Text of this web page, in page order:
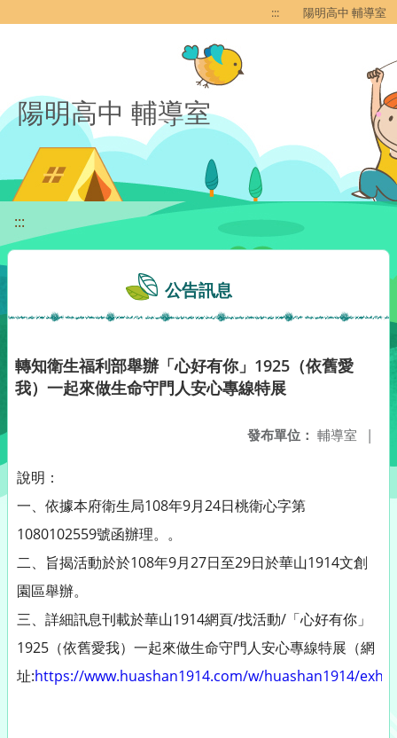
::: 陽明高中 輔導室
陽明高中 輔導室
:::
公告訊息
轉知衛生福利部舉辦「心好有你」1925（依舊愛
我）一起來做生命守門人安心專線特展
發布單位： 輔導室 |
說明：
一、依據本府衛生局108年9月24日桃衛心字第
1080102559號函辦理。。
二、旨揭活動於於108年9月27日至29日於華山1914文創
園區舉辦。
三、詳細訊息刊載於華山1914網頁/找活動/「心好有你」
1925（依舊愛我）一起來做生命守門人安心專線特展（網
址:https://www.huashan1914.com/w/huashan1914/